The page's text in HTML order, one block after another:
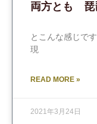
両方とも 琵
とこんな感じで
現
READ MORE »
2021年3月24日